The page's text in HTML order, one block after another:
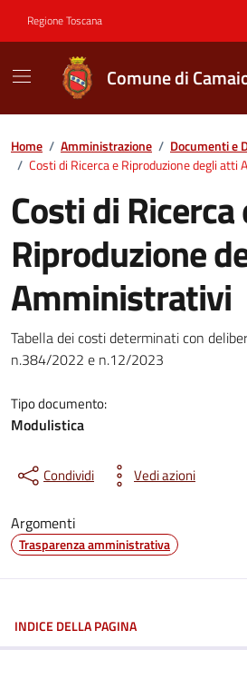
Regione Toscana
Comune di
Contenuti in
Home / Amministrazione / Documenti e
/ Costi di Ricerca e Riproduzione degli
Costi di Ricerca
Riproduzione
Amministrativi
Dettagli del
Tabella dei costi determinati con
n.384/2022 e n.12/2023
Tipo documento:
Modulistica
Condividi Vedi azioni
Argomenti
Trasparenza amministrativa
INDICE DELLA PAGINA